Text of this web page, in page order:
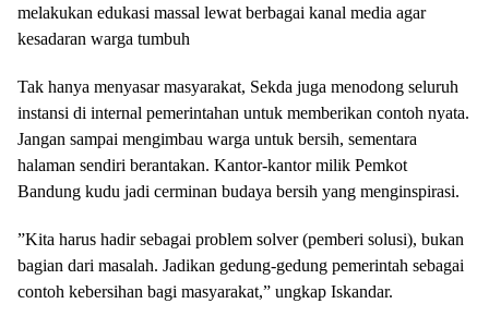
melakukan edukasi massal lewat berbagai kanal media agar
kesadaran warga tumbuh
​Tak hanya menyasar masyarakat, Sekda juga menodong seluruh
instansi di internal pemerintahan untuk memberikan contoh nyata.
Jangan sampai mengimbau warga untuk bersih, sementara
halaman sendiri berantakan. Kantor-kantor milik Pemkot
Bandung kudu jadi cerminan budaya bersih yang menginspirasi.
​”Kita harus hadir sebagai problem solver (pemberi solusi), bukan
bagian dari masalah. Jadikan gedung-gedung pemerintah sebagai
contoh kebersihan bagi masyarakat,” ungkap Iskandar.